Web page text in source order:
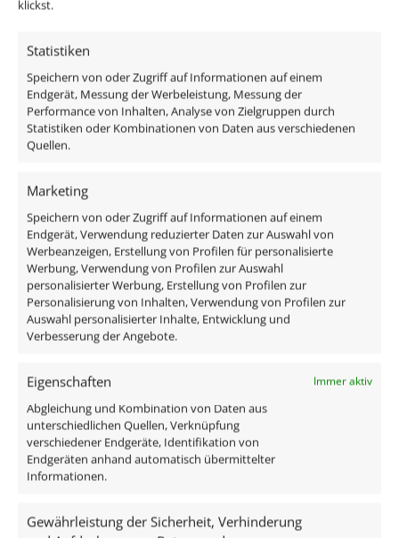
klickst.
Statistiken
Speichern von oder Zugriff auf Informationen auf einem
Endgerät, Messung der Werbeleistung, Messung der
Performance von Inhalten, Analyse von Zielgruppen durch
Statistiken oder Kombinationen von Daten aus verschiedenen
Quellen.
Marketing
Speichern von oder Zugriff auf Informationen auf einem
Endgerät, Verwendung reduzierter Daten zur Auswahl von
Werbeanzeigen, Erstellung von Profilen für personalisierte
Werbung, Verwendung von Profilen zur Auswahl
personalisierter Werbung, Erstellung von Profilen zur
Personalisierung von Inhalten, Verwendung von Profilen zur
Auswahl personalisierter Inhalte, Entwicklung und
Verbesserung der Angebote.
Eigenschaften Immer aktiv
Abgleichung und Kombination von Daten aus
unterschiedlichen Quellen, Verknüpfung
verschiedener Endgeräte, Identifikation von
Endgeräten anhand automatisch übermittelter
Informationen.
Gewährleistung der Sicherheit, Verhinderung
Ähnliche Produkte
ANGEBOT: 62% RABATT
3er-Pack Forma Innenring gold
2,99€
inkl. MwSt. zzgl.Versandkosten
Lieferzeit:1-3 Tage
ANGEBOT: